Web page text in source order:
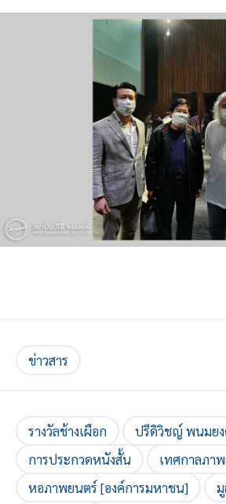
ข่าวสาร
รางวัลช้างเผือก
ปรีดิวิชญ์ พนมย
การประกวดหนังสั้น
เทศกาลภา
หอภาพยนตร์ [องค์การมหาชน]